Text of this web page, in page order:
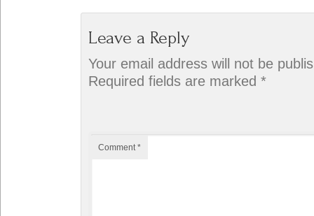
Leave a Reply
Your email address will not be
Required fields are marked *
Comment*